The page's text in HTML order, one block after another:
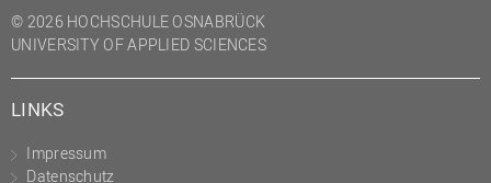
© 2026 HOCHSCHULE OSNABRÜCK
UNIVERSITY OF APPLIED SCIENCES
LINKS
Impressum
Datenschutz